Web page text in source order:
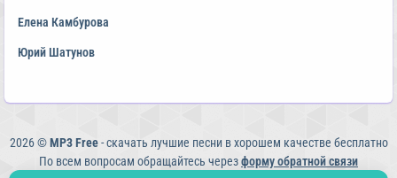
Елена Камбурова
Юрий Шатунов
2026 ©MP3 Free- скачать лучшие песни в хорошем качестве бесплатно
По всем вопросам обращайтесь черезформу обратной связи